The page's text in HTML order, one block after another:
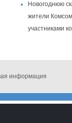
Новогоднюю
жители
участниками
информация